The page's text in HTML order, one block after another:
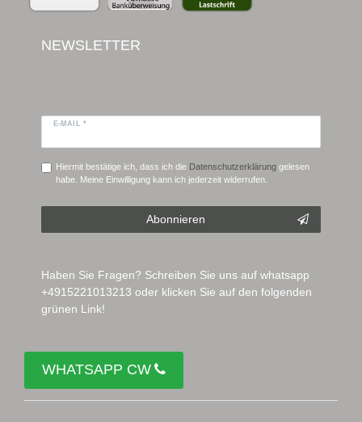
NEWSLETTER
E-MAIL *
Hiermit bestätige ich, dass ich die Daten­schutz­erklärunggelesen
habe. Meine Einwilligung kann ich jederzeit widerrufen.
Abonnieren
Haben Sie Fragen? Schreiben Sie uns auf whatsapp
+4915221013213 oder klicken Sie auf den folgenden
grünen Link!
WHATSAPP CW